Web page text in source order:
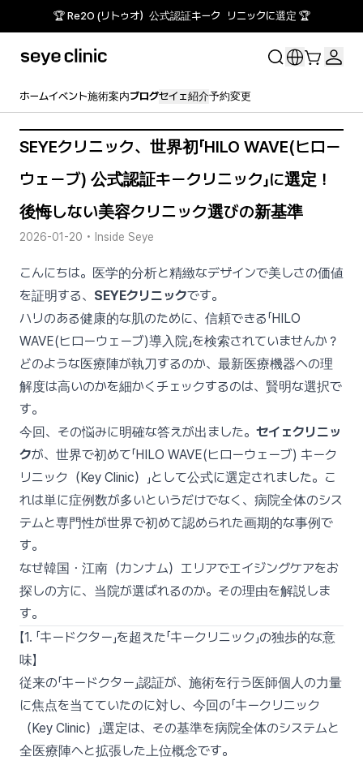
🏆 Re2O (リトゥオ）公式認証キーク リニックに選定 🏆
ホームイベント施術案内ブログセイェ紹介予約変更
SEYEクリニック、世界初「HILO WAVE(ヒロー
ウェーブ) 公式認証キークリニック」に選定！
後悔しない美容クリニック選びの新基準
2026-01-20 • Inside Seye
こんにちは。医学的分析と精緻なデザインで美しさの価値
を証明する、 SEYEクリニックです。
ハリのある健康的な肌のために、信頼できる「HILO
WAVE(ヒローウェーブ)導入院」を検索されていませんか？
どのような医療陣が執刀するのか、最新医療機器への理
解度は高いのかを細かくチェックするのは、賢明な選択で
す。
今回、その悩みに明確な答えが出ました。 セイェクリニッ
クが、世界で初めて「HILO WAVE(ヒローウェーブ) キーク
リニック（Key Clinic）」として公式に選定されました。こ
れは単に症例数が多いというだけでなく、病院全体のシス
テムと専門性が世界で初めて認められた画期的な事例で
す。
なぜ韓国・江南（カンナム）エリアでエイジングケアをお
探しの方に、当院が選ばれるのか。その理由を解説しま
す。
【1. 「キードクター」を超えた「キークリニック」の独歩的な意
味】
従来の「キードクター」認証が、施術を行う医師個人の力量
に焦点を当てていたのに対し、今回の「キークリニック
（Key Clinic）」選定は、その基準を病院全体のシステムと
全医療陣へと拡張した上位概念です。